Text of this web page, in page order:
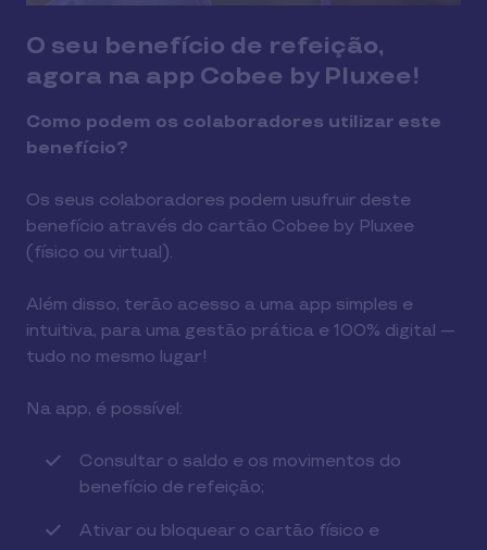
O seu benefício de refeição,
agora na app Cobee by Pluxee!
Como podem os colaboradores utilizar este
benefício?
Os seus colaboradores podem usufruir deste
benefício através do cartão Cobee by Pluxee
(físico ou virtual).
Além disso, terão acesso a uma app simples e
intuitiva, para uma gestão prática e 100% digital —
tudo no mesmo lugar!
Na app, é possível:
Consultar o saldo e os movimentos do
benefício de refeição;
Ativar ou bloquear o cartão físico e